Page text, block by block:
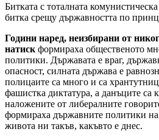
Битката с тоталната
битка срещу държавността по
Години наред, неизбирани от
натиск формираха общественото
политики. Държавата е враг,
опасност, силната държава е
полицаите са много и са
фашистка диктатура, а данъците са
наложените от либералните
формираха държавните политики
живота ни такъв, какъвто е днес.